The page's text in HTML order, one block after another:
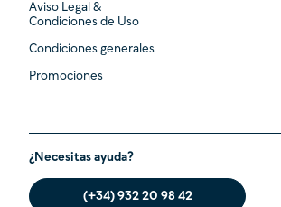
Aviso Legal &
Condiciones de Uso
Condiciones generales
Promociones
¿Necesitas ayuda?
(+34) 932 20 98 42